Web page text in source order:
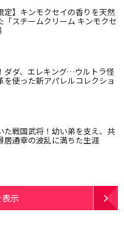
定】キンモクセイの香りを天然
「スチームクリーム キンモクセ
ダダ、エレキング…ウルトラ怪
を使った新アパレルコレクショ
た戦国武将！幼い弟を支え、共
居通幸の波乱に満ちた生涯
示